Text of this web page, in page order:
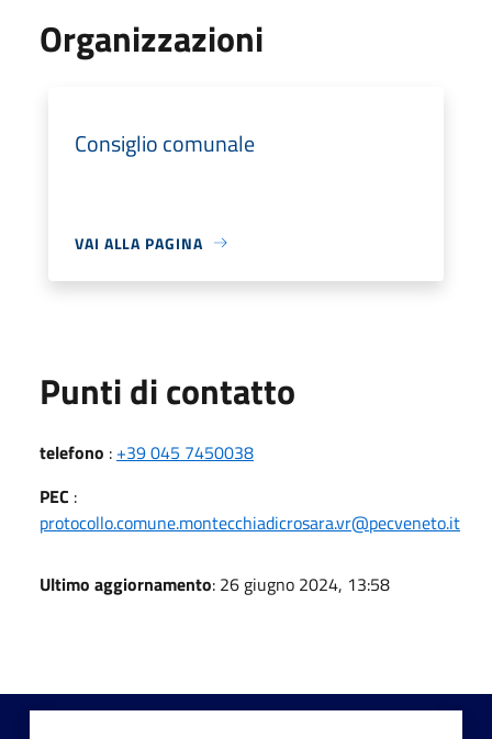
Organizzazioni
Consiglio comunale
VAI ALLA PAGINA
Punti di contatto
telefono : +39 045 7450038
PEC :
protocollo.comune.montecchiadicrosara.vr@pecveneto.it
Ultimo aggiornamento: 26 giugno 2024, 13:58